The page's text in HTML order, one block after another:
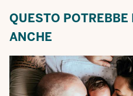
QUESTO
ANCHE